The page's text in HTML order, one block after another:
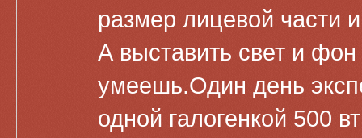
размер лицевой части
А выставить свет и
умеешь.Один день
одной галогенкой 500